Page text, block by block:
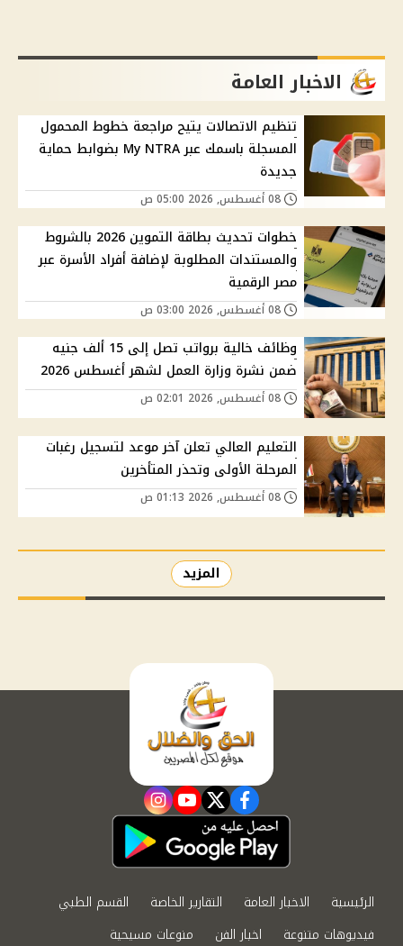
الاخبار العامة
تنظيم الاتصالات يتيح مراجعة خطوط المحمول
المسجلة باسمك عبر My NTRA بضوابط حماية
جديدة
خطوات تحديث بطاقة التموين 2026 بالشروط
والمستندات المطلوبة لإضافة أفراد الأسرة عبر
مصر الرقمية
وظائف خالية برواتب تصل إلى 15 ألف جنيه
ضمن نشرة وزارة العمل لشهر أغسطس 2026
التعليم العالي تعلن آخر موعد لتسجيل رغبات
المرحلة الأولى وتحذر المتأخرين
المزيد
facebook
twitter
youtube
instagram
الرئيسية الاخبار العامة التقارير الخاصة
القسم الطبي
فيديوهات متنوعة
اخبار الفن منوعات مسيحية